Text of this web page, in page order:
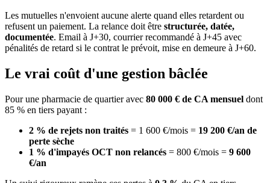
Les mutuelles n'envoient aucune alerte quand elles retardent ou
refusent un paiement. La relance doit être structurée, datée,
documentée. Email à J+30, courrier recommandé à J+45 avec
pénalités de retard si le contrat le prévoit, mise en demeure à J+60.
Le vrai coût d'une gestion bâclée
Pour une pharmacie de quartier avec 80 000 € de CA mensuel dont
85 % en tiers payant :
2 % de rejets non traités = 1 600 €/mois = 19 200 €/an de
perte sèche
1 % d'impayés OCT non relancés = 800 €/mois = 9 600
€/an